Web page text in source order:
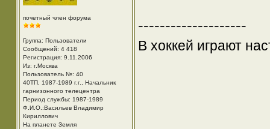
почетный член форума
Группа: Пользователи
Сообщений: 4 418
Регистрация: 9.11.2006
Из: г.Москва
Пользователь №: 40
40ТП, 1987-1989 г.г., Начальник
гарнизонного телецентра
Период службы: 1987-1989
Ф.И.О.:Васильев Владимир
Кириллович
На планете Земля
--------------------
В хоккей играют